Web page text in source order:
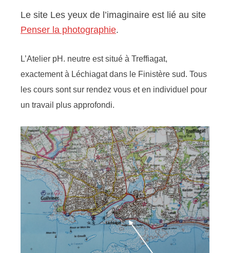
Le site Les yeux de l’imaginaire est lié au site
Penser la photographie.
L’Atelier pH. neutre est situé à Treffiagat,
exactement à Léchiagat dans le Finistère sud. Tous
les cours sont sur rendez vous et en individuel pour
un travail plus approfondi.